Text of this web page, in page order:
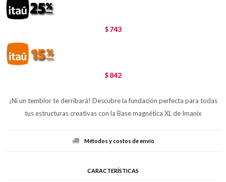
$ 743
$ 842
¡Ni un temblor te derribará! Descubre la fundación perfecta para todas
tus estructuras creativas con la Base magnética XL de Imanix
Métodos y costos de envío
CARACTERÍSTICAS